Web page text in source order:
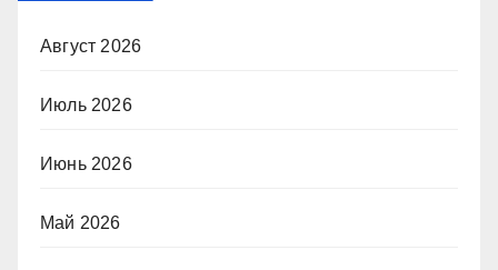
Август 2026
Июль 2026
Июнь 2026
Май 2026